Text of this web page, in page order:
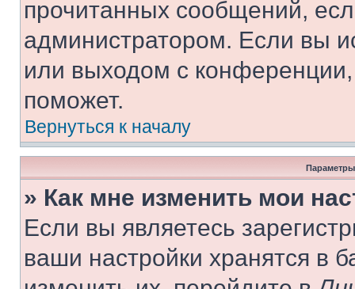
прочитанных сообщений,
администратором. Если вы
или выходом с
поможет.
Вернуться к началу
Параметры
» Как мне изменить мои
Если вы являетесь
ваши настройки хранятся в